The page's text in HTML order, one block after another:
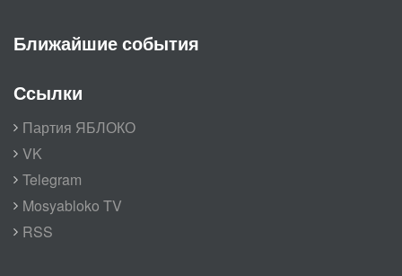
Ближайшие события
Ссылки
Партия ЯБЛОКО
VK
Telegram
Mosyabloko TV
RSS